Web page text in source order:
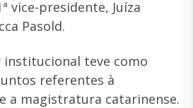
vice-presidente, Juíza
Pasold.
institucional teve como
referentes à
a magistratura catarinense.